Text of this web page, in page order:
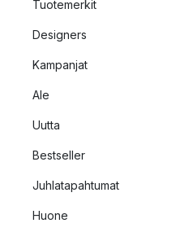
Tuotemerkit
Designers
Kampanjat
Ale
Uutta
Bestseller
Juhlatapahtumat
Huone